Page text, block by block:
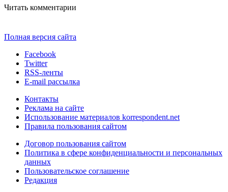
Читать комментарии
Полная версия сайта
Facebook
Twitter
RSS-ленты
E-mail рассылка
Контакты
Реклама на сайте
Использование материалов korrespondent.net
Правила пользования сайтом
Договор пользования сайтом
Политика в сфере конфиденциальности и персональных
данных
Пользовательское соглашение
Редакция